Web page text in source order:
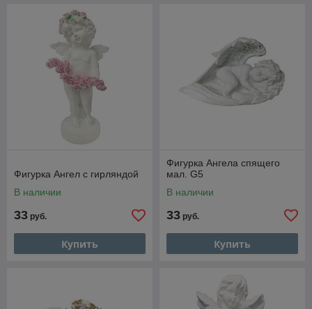
Фигурка Ангел с гирляндой
В наличии
33 руб.
Купить
Фигурка Ангела спящего
мал. G5
В наличии
33 руб.
Купить